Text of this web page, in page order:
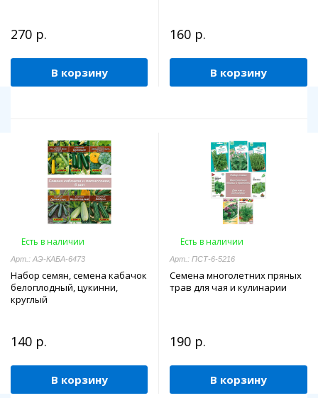
270 р.
В корзину
160 р.
В корзину
Есть в наличии
Арт.: АЭ-КАБА-6473
Набор семян, семена кабачок
белоплодный, цукинни,
круглый
140 р.
В корзину
Есть в наличии
Арт.: ПСТ-6-5216
Семена многолетних пряных
трав для чая и кулинарии
190 р.
В корзину